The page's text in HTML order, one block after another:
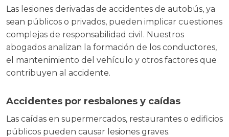
Las lesiones derivadas de accidentes de autobús, ya
sean públicos o privados, pueden implicar cuestiones
complejas de responsabilidad civil. Nuestros
abogados analizan la formación de los conductores,
el mantenimiento del vehículo y otros factores que
contribuyen al accidente.
Accidentes por resbalones y caídas
Las caídas en supermercados, restaurantes o edificios
públicos pueden causar lesiones graves.